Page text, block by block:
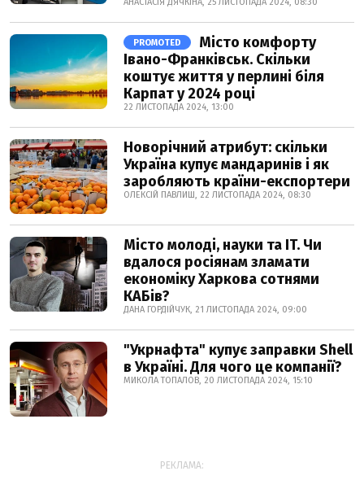
PROMOTED
Місто комфорту
Івано-Франківськ. Скільки
коштує життя у перлині біля
Карпат у 2024 році
22 ЛИСТОПАДА 2024, 13:00
Новорічний атрибут: скільки
Україна купує мандаринів і як
заробляють країни-експортери
ОЛЕКСІЙ ПАВЛИШ, 22 ЛИСТОПАДА 2024, 08:30
Місто молоді, науки та IT. Чи
вдалося росіянам зламати
економіку Харкова сотнями
КАБів?
ДАНА ГОРДІЙЧУК, 21 ЛИСТОПАДА 2024, 09:00
"Укрнафта" купує заправки Shell
в Україні. Для чого це компанії?
МИКОЛА ТОПАЛОВ, 20 ЛИСТОПАДА 2024, 15:10
РЕКЛАМА: